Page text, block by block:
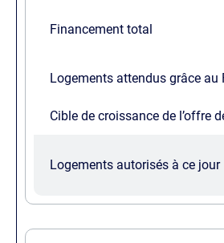
Financement total
Logements attendus grâce au
Cible de croissance de l’offre
Logements autorisés à ce jour